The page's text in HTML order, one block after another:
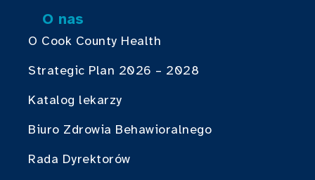
O nas
O Cook County Health
Strategic Plan 2026 – 2028
Katalog lekarzy
Biuro Zdrowia Behawioralnego
Rada Dyrektorów